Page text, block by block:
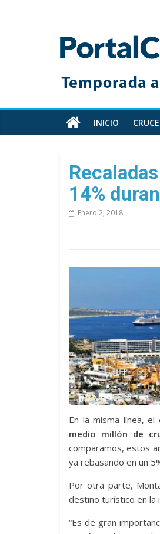
Toda
información
cruceros
en
un
sitio
INICIO
14%
Enero 2, 2018
En la misma línea, el
medio millón de
comparamos, estos
ya rebasando en un
Por otra parte,
destino turístico en la
“Es de gran